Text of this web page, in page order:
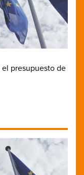
el presupuesto de